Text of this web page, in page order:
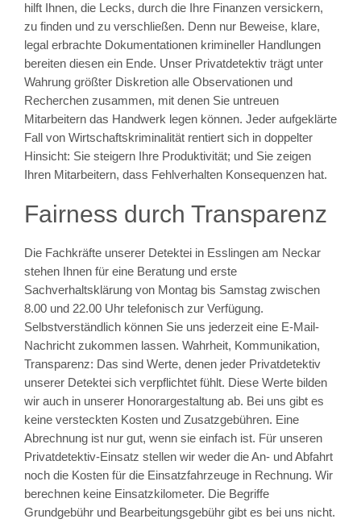
hilft Ihnen, die Lecks, durch die Ihre Finanzen versickern,
zu finden und zu verschließen. Denn nur Beweise, klare,
legal erbrachte Dokumentationen krimineller Handlungen
bereiten diesen ein Ende. Unser Privatdetektiv trägt unter
Wahrung größter Diskretion alle Observationen und
Recherchen zusammen, mit denen Sie untreuen
Mitarbeitern das Handwerk legen können. Jeder aufgeklärte
Fall von Wirtschaftskriminalität rentiert sich in doppelter
Hinsicht: Sie steigern Ihre Produktivität; und Sie zeigen
Ihren Mitarbeitern, dass Fehlverhalten Konsequenzen hat.
Fairness durch Transparenz
Die Fachkräfte unserer Detektei in Esslingen am Neckar
stehen Ihnen für eine Beratung und erste
Sachverhaltsklärung von Montag bis Samstag zwischen
8.00 und 22.00 Uhr telefonisch zur Verfügung.
Selbstverständlich können Sie uns jederzeit eine E-Mail-
Nachricht zukommen lassen. Wahrheit, Kommunikation,
Transparenz: Das sind Werte, denen jeder Privatdetektiv
unserer Detektei sich verpflichtet fühlt. Diese Werte bilden
wir auch in unserer Honorargestaltung ab. Bei uns gibt es
keine versteckten Kosten und Zusatzgebühren. Eine
Abrechnung ist nur gut, wenn sie einfach ist. Für unseren
Privatdetektiv-Einsatz stellen wir weder die An- und Abfahrt
noch die Kosten für die Einsatzfahrzeuge in Rechnung. Wir
berechnen keine Einsatzkilometer. Die Begriffe
Grundgebühr und Bearbeitungsgebühr gibt es bei uns nicht.